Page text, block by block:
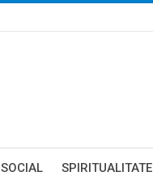
SOCIAL SPIRITUALITATE